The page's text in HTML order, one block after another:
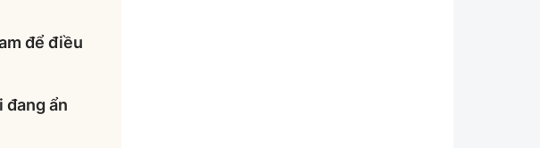
để điều
đang ẩn